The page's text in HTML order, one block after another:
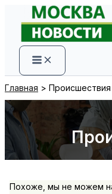
Перейти
содержимому
Главная Происшествия
Похоже, мы не можем